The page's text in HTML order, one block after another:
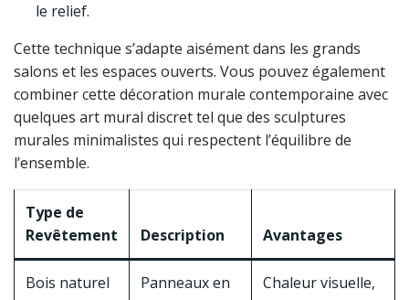
le relief.
Cette technique s’adapte aisément dans les grands
salons et les espaces ouverts. Vous pouvez également
combiner cette décoration murale contemporaine avec
quelques art mural discret tel que des sculptures
murales minimalistes qui respectent l’équilibre de
l’ensemble.
Type de
Revêtement
Description Avantages
Bois naturel
Panneaux en
Chaleur visuelle,